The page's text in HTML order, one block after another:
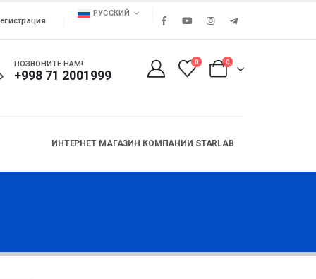
РУССКИЙ
ПОЗВОНИТЕ НАМ!
+998 71 2001999
0 0
ИНТЕРНЕТ МАГАЗИН КОМПАНИИ STARLAB